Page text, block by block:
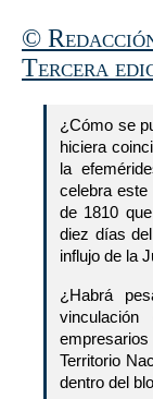
©
Tercera
¿Cómo se
hiciera
la
celebra este
de 1810
diez días
influjo de la
¿Habrá
Territorio
dentro del